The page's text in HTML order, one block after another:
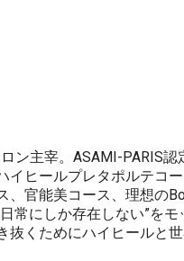
ロン主宰。ASAMI-PARIS認
イヒールプレタポルテコー
、官能美コース、理想の
常にしか存在しない”をモ
抜くためにハイヒールと